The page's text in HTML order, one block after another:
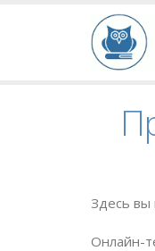
Здесь вы
Онлайн-